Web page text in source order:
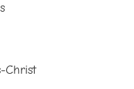
Christ